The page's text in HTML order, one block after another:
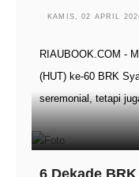
KAMIS, 02 APRIL
RIAUBOOK.COM -
(HUT) ke-60 BRK
seremonial, tetapi